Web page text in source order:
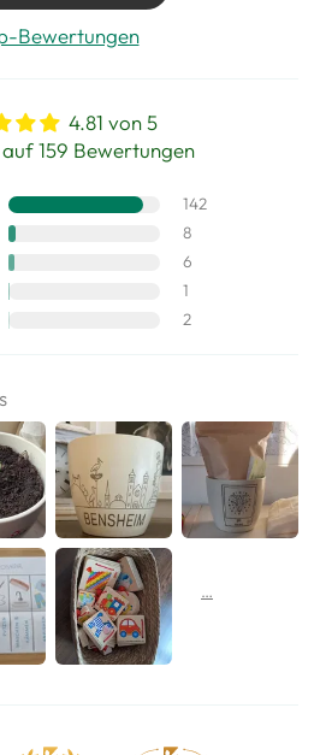
Bewertungen
4.81 von 5
159 Bewertungen
142
8
6
1
2